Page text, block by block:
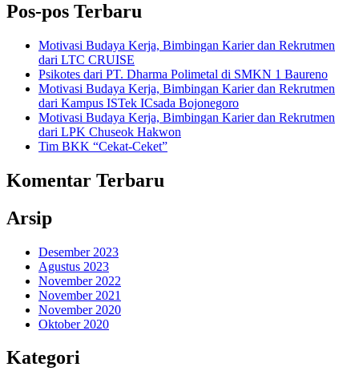
Pos-pos Terbaru
Motivasi Budaya Kerja, Bimbingan Karier dan Rekrutmen
dari LTC CRUISE
Psikotes dari PT. Dharma Polimetal di SMKN 1 Baureno
Motivasi Budaya Kerja, Bimbingan Karier dan Rekrutmen
dari Kampus ISTek ICsada Bojonegoro
Motivasi Budaya Kerja, Bimbingan Karier dan Rekrutmen
dari LPK Chuseok Hakwon
Tim BKK “Cekat-Ceket”
Komentar Terbaru
Arsip
Desember 2023
Agustus 2023
November 2022
November 2021
November 2020
Oktober 2020
Kategori